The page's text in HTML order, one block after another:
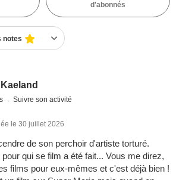
d'abonnés
notes
Suivre son activité
le 30 juillet 2026
de son perchoir d'artiste torturé.
qui se film a été fait... Vous me direz,
films pour eux-mêmes et c'est déjà bien !